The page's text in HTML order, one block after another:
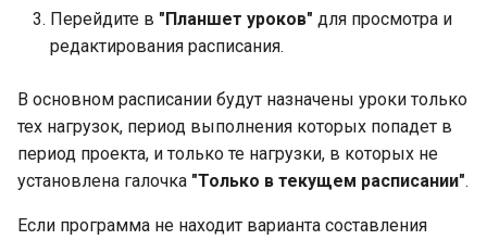
Перейдите в "Планшет уроков" для просмотра и
редактирования расписания.
В основном расписании будут назначены уроки только
тех нагрузок, период выполнения которых попадет в
период проекта, и только те нагрузки, в которых не
установлена галочка "Только в текущем расписании".
Если программа не находит варианта составления